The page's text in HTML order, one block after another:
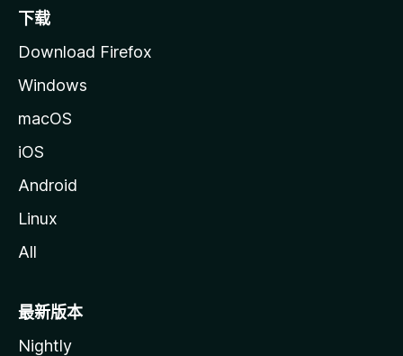
下载
Download Firefox
Windows
macOS
iOS
Android
Linux
All
最新版本
Nightly